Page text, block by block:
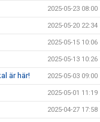
2025-05-23 08:00
2025-05-20 22:34
2025-05-15 10:06
2025-05-13 10:26
är här! 2025-05-03 09:00
2025-05-01 11:19
2025-04-27 17:58